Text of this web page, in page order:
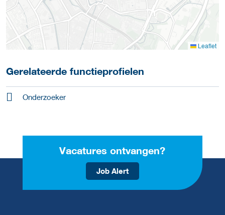
Leaflet
Gerelateerde functieprofielen
Onderzoeker
Vacatures ontvangen?
Job Alert